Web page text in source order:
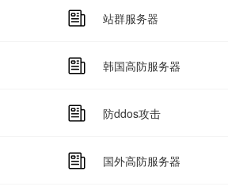
站群服务器
韩国高防服务器
防ddos攻击
国外高防服务器